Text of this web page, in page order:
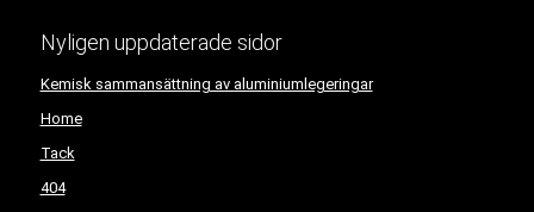
Nyligen uppdaterade sidor
Kemisk sammansättning av aluminiumlegeringar
Home
Tack
404